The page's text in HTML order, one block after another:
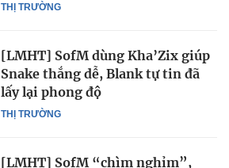
THỊ TRƯỜNG
THỊ TRƯỜNG
[LMHT] SofM dùng Kha’Zix giúp
Snake thắng dễ, Blank tự tin đã
lấy lại phong độ
[LMHT] SofM “chìm nghỉm”,